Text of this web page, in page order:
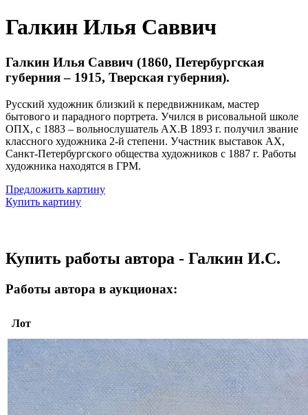
Галкин Илья Саввич
Галкин Илья Саввич (1860, Петербургская
губерния – 1915, Тверская губерния).
Русский художник близкий к передвижникам, мастер
бытового и парадного портрета. Учился в рисовальной школе
ОПХ, с 1883 – вольнослушатель АХ.В 1893 г. получил звание
классного художника 2-й степени. Участник выставок АХ,
Санкт-Петербургского общества художников с 1887 г. Работы
художника находятся в ГРМ.
Предложить картину
Купить картину
Купить работы автора - Галкин И.С.
Работы автора в аукционах:
Лот